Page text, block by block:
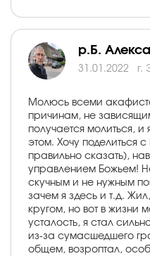
р.Б.
31.01.2022 г.
Молюсь всеми
причинам, не
получается молиться,
этом. Хочу поделиться
правильно сказать),
управлением Божьем!
скучным и не нужным
зачем я здесь и т.д.
кругом, но вот в жизни
усталость, я стал
из-за сумасшедшего
общем, возроптал,